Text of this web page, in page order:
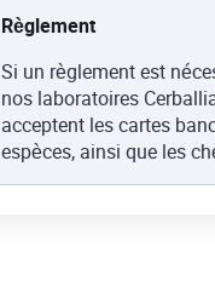
Règlement
Si un règlement est
nos laboratoires
acceptent les cartes
espèces, ainsi que les